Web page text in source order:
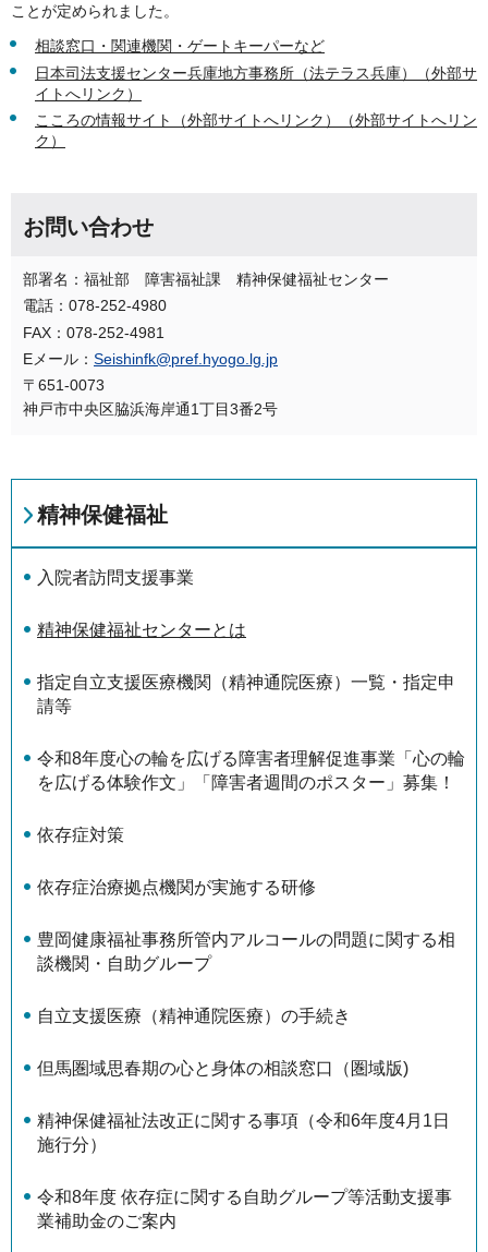
ことが定められました。
相談窓口・関連機関・ゲートキーパーなど
日本司法支援センター兵庫地方事務所（法テラス兵庫）（外部サ
イトへリンク）
こころの情報サイト（外部サイトへリンク）（外部サイトへリン
ク）
お問い合わせ
部署名：福祉部 障害福祉課 精神保健福祉センター
電話：078-252-4980
FAX：078-252-4981
Eメール： Seishinfk@pref.hyogo.lg.jp
〒651-0073
神戸市中央区脇浜海岸通1丁目3番2号
精神保健福祉
入院者訪問支援事業
精神保健福祉センターとは
指定自立支援医療機関（精神通院医療）一覧・指定申
請等
令和8年度心の輪を広げる障害者理解促進事業「心の輪
を広げる体験作文」「障害者週間のポスター」募集！
依存症対策
依存症治療拠点機関が実施する研修
豊岡健康福祉事務所管内アルコールの問題に関する相
談機関・自助グループ
自立支援医療（精神通院医療）の手続き
但馬圏域思春期の心と身体の相談窓口（圏域版)
精神保健福祉法改正に関する事項（令和6年度4月1日
施行分）
令和8年度 依存症に関する自助グループ等活動支援事
業補助金のご案内